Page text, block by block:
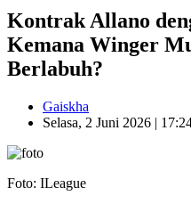
Kontrak Allano
Kemana Winger
Berlabuh?
Gaiskha
Selasa, 2 Juni 2026 |
Foto: ILeague